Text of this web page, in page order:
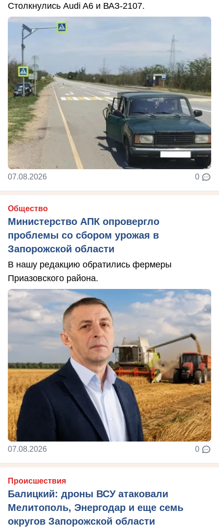
Столкнулись Audi A6 и ВАЗ-2107.
07.08.2026 0
Общество
Министерство АПК опровергло
проблемы со сбором урожая в
Запорожской области
В нашу редакцию обратились фермеры
Приазовского района.
07.08.2026 0
Происшествия
Балицкий: дроны ВСУ атаковали
Мелитополь, Энергодар и еще семь
округов Запорожской области